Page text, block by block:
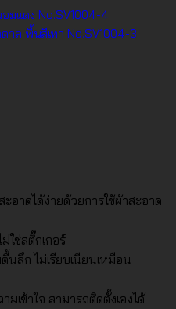
อาดได้ง่ายด้วยการใช้ผ้าสะอาด
ใช่สติ๊กเกอร์
นลึก ไม่เรียบเนียนเหมือน
มเข้าใจ สามารถติดตั้งเองได้